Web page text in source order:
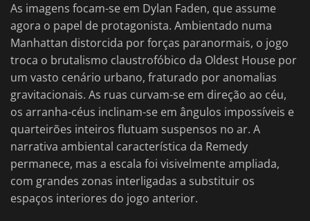
As imagens focam-se em Dylan Faden, que assume
agora o papel de protagonista. Ambientado numa
Manhattan distorcida por forças paranormais, o jogo
troca o brutalismo claustrofóbico da Oldest House por
um vasto cenário urbano, fraturado por anomalias
gravitacionais. As ruas curvam-se em direção ao céu,
os arranha-céus inclinam-se em ângulos impossíveis e
quarteirões inteiros flutuam suspensos no ar. A
narrativa ambiental característica da Remedy
permanece, mas a escala foi visivelmente ampliada,
com grandes zonas interligadas a substituir os
espaços interiores do jogo anterior.